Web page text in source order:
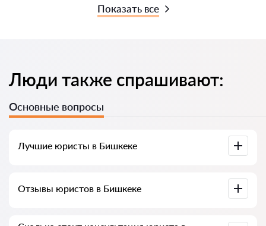
Показать все
Люди также спрашивают:
Основные вопросы
Лучшие юристы в Бишкеке
информацией. Цены, отзывы, номер телефона и адрес.
Отзывы юристов в Бишкеке